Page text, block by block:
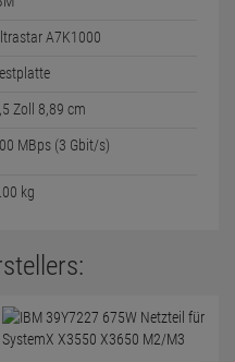
A7K1000
Zoll 8,89 cm
MBps (3 Gbit/s)
kg